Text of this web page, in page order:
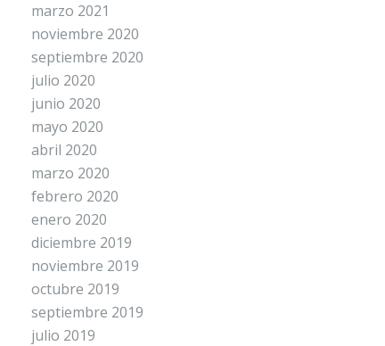
marzo 2021
noviembre 2020
septiembre 2020
julio 2020
junio 2020
mayo 2020
abril 2020
marzo 2020
febrero 2020
enero 2020
diciembre 2019
noviembre 2019
octubre 2019
septiembre 2019
julio 2019